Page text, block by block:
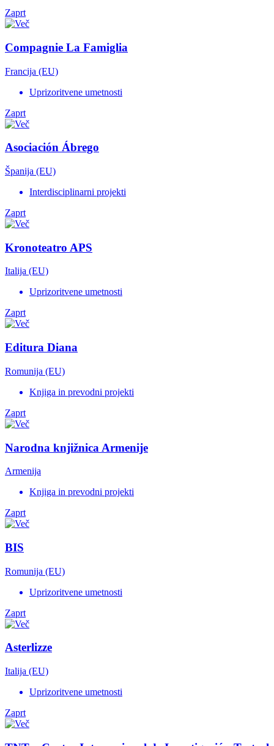
Zaprt
Compagnie La Famiglia
Francija (EU)
Uprizoritvene umetnosti
Zaprt
Asociación Ábrego
Španija (EU)
Interdisciplinarni projekti
Zaprt
Kronoteatro APS
Italija (EU)
Uprizoritvene umetnosti
Zaprt
Editura Diana
Romunija (EU)
Knjiga in prevodni projekti
Zaprt
Narodna knjižnica Armenije
Armenija
Knjiga in prevodni projekti
Zaprt
BIS
Romunija (EU)
Uprizoritvene umetnosti
Zaprt
Asterlizze
Italija (EU)
Uprizoritvene umetnosti
Zaprt